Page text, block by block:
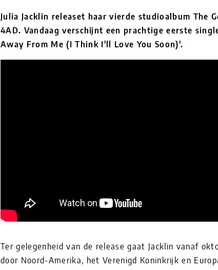
Julia Jacklin releaset haar vierde studioalbum The
4AD. Vandaag verschijnt een prachtige eerste
Away From Me (I Think I'll Love You Soon)'.
Ter gelegenheid van de release gaat Jacklin vanaf
door Noord-Amerika, het Verenigd Koninkrijk en